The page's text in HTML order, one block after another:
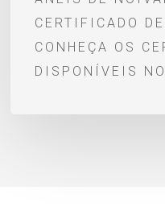
mercado
CERTIFICADO
CONHEÇA OS
DISPONÍVEIS